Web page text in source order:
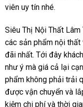
viên uy tín nhé.
Siêu Thị Nội Thất
các sản phẩm nội thất
đãi nhất. Tới đây
như ý mà giá cả lại
phẩm không phải trải
được vận chuyển và
kiệm chi phí và thời